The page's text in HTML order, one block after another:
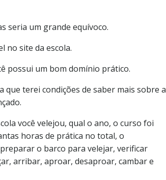
seria um grande equívoco.
no site da escola.
possui um bom domínio prático.
que terei condições de saber mais sobre a
você velejou, qual o ano, o curso foi
horas de prática no total, o
o barco para velejar, verificar
arribar, aproar, desaproar, cambar e